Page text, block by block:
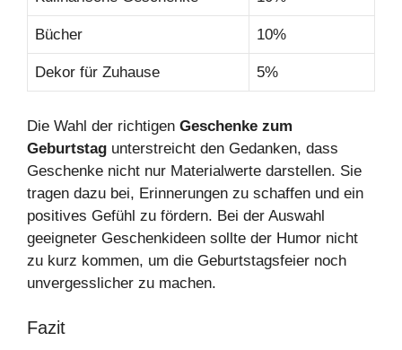
Bücher 10%
Dekor für Zuhause 5%
Die Wahl der richtigen Geschenke zum
Geburtstag unterstreicht den Gedanken, dass
Geschenke nicht nur Materialwerte darstellen. Sie
tragen dazu bei, Erinnerungen zu schaffen und ein
positives Gefühl zu fördern. Bei der Auswahl
geeigneter Geschenkideen sollte der Humor nicht
zu kurz kommen, um die Geburtstagsfeier noch
unvergesslicher zu machen.
Fazit